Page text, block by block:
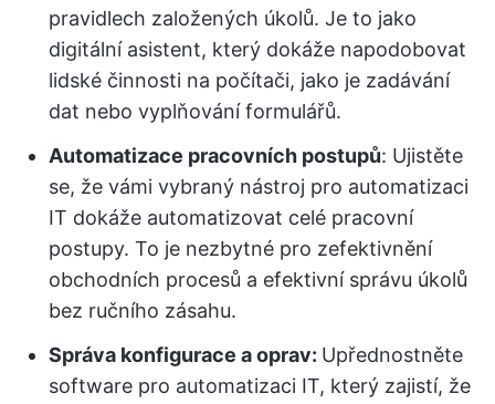
pravidlech založených úkolů. Je to jako
digitální asistent, který dokáže napodobovat
lidské činnosti na počítači, jako je zadávání
dat nebo vyplňování formulářů.
Automatizace pracovních postupů: Ujistěte
se, že vámi vybraný nástroj pro automatizaci
IT dokáže automatizovat celé pracovní
postupy. To je nezbytné pro zefektivnění
obchodních procesů a efektivní správu úkolů
bez ručního zásahu.
Správa konfigurace a oprav: Upřednostněte
software pro automatizaci IT, který zajistí, že